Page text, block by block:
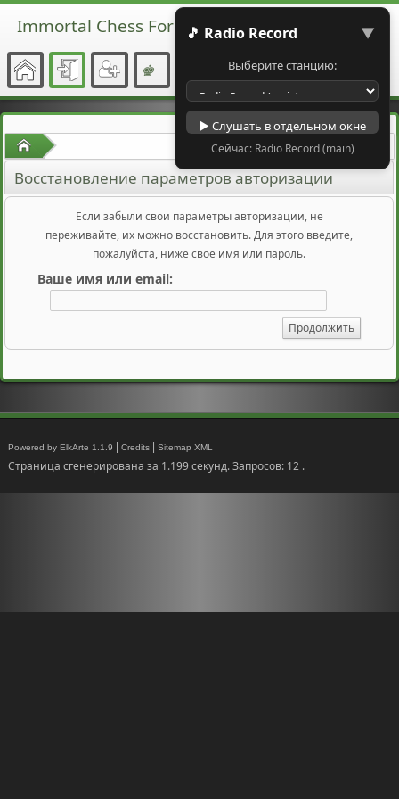
🎵 Radio Record ▼
Выберите станцию:
▶ Слушать в отдельном окне
Сейчас: Radio Record (main)
Immortal Chess Forum
Начало
Восстановление параметров авторизации
Если забыли свои параметры авторизации, не
переживайте, их можно восстановить. Для этого введите,
пожалуйста, ниже свое имя или пароль.
Ваше имя или email:
Powered by ElkArte 1.1.9 |Credits |Sitemap XML
Страница сгенерирована за 1.199 секунд. Запросов: 12 .